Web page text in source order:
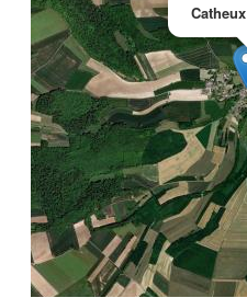
Catheux